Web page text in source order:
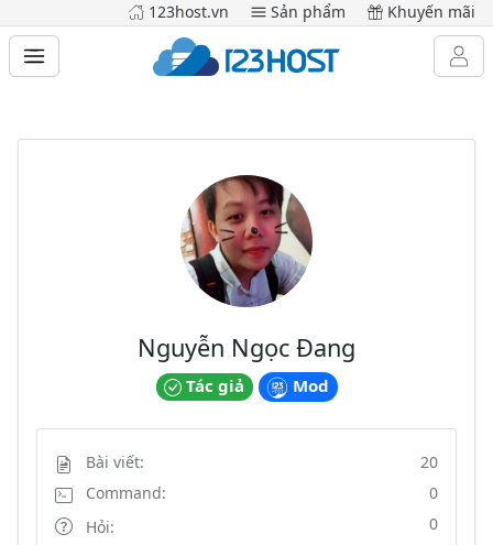
123host.vn Sản phẩm Khuyến mãi
Nguyễn Ngọc Đang
Tác giả Mod
Bài viết:
20
Command:
0
Hỏi:
0